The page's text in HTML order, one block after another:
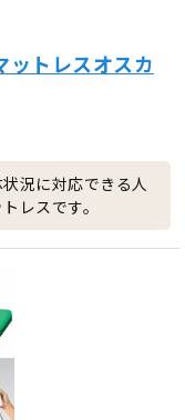
ットレスオスカ
況に対応できる人
レスです。